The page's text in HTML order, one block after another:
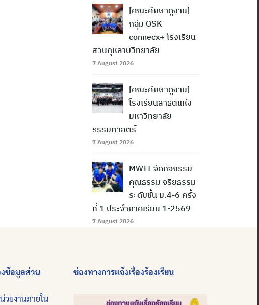
[คณะศึกษาดูงาน]
กลุ่ม OSK
connecx+ โรงเรียน
สวนกุหลาบวิทยาลัย
7 August 2026
[คณะศึกษาดูงาน]
โรงเรียนสาธิตแห่ง
มหาวิทยาลัย
ธรรมศาสตร์
7 August 2026
MWIT จัดกิจกรรม
คุณธรรม จริยธรรม
ระดับชั้น ม.4-6 ครั้ง
ที่ 1 ประจำภาคเรียน 1-2569
7 August 2026
ข้อมูลส่วน
วยงานภายใน
ช่องทางการแจ้งเรื่องร้องเรียน